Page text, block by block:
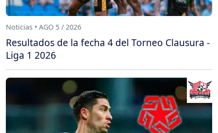
Noticias • AGO 5 / 2026
Resultados de la fecha 4 del Torneo Clausura -
Liga 1 2026